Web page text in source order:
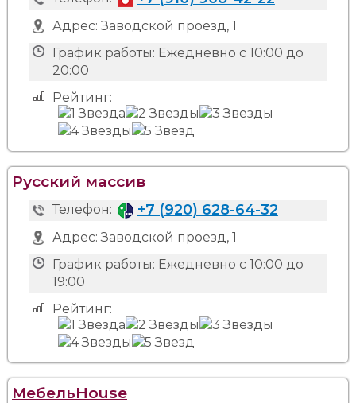
Адрес: Заводской проезд, 1
График работы: Ежедневно с 10:00 до
20:00
Рейтинг:
Русский массив
Телефон: +7 (920) 628-64-32
Адрес: Заводской проезд, 1
График работы: Ежедневно с 10:00 до
19:00
Рейтинг:
МебельНouse